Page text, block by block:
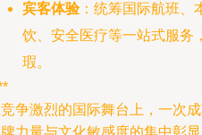
宾客体验：统筹国际航班、
饮、安全医疗等一站式服务
瑕。
争激烈的国际舞台上，一次
力量与文化敏感度的集中彰